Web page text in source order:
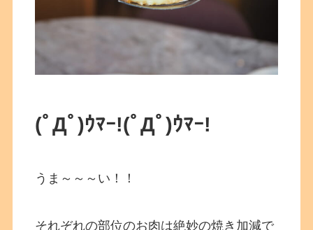
(ﾟДﾟ)ｳﾏｰ!(ﾟДﾟ)ｳﾏｰ!
うま～～～い！！
それぞれの部位のお肉は絶妙の焼き加減で